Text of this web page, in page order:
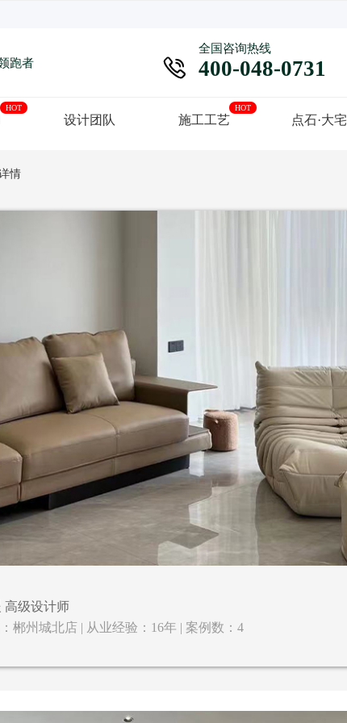
跑者 
全国咨询热线
400-048-0731
HOT
设计团队 施工工艺
HOT
点石·大宅
情
高级设计师
郴州城北店 | 从业经验：16年 | 案例数：4